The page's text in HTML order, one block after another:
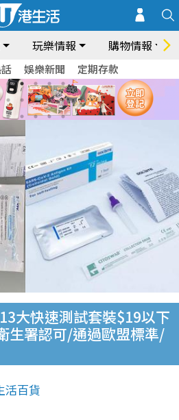
玩樂情報 購物情報
娛樂新聞 定期存款
大快速測試套裝$19以下
生署認可/通過歐盟標準/
活百貨